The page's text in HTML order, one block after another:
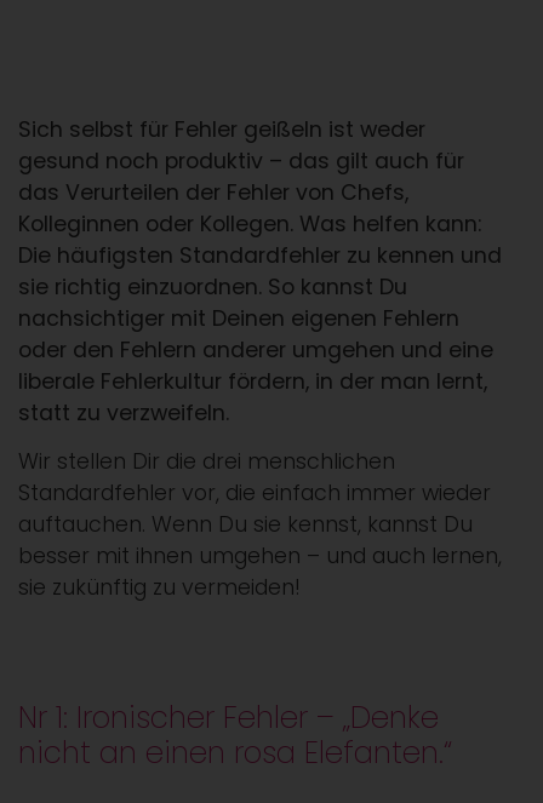
Sich selbst für Fehler geißeln ist weder
gesund noch produktiv – das gilt auch für
das Verurteilen der Fehler von Chefs,
Kolleginnen oder Kollegen. Was helfen kann:
Die häufigsten Standardfehler zu kennen und
sie richtig einzuordnen. So kannst Du
nachsichtiger mit Deinen eigenen Fehlern
oder den Fehlern anderer umgehen und eine
liberale Fehlerkultur fördern, in der man lernt,
statt zu verzweifeln.
Wir stellen Dir die drei menschlichen
Standardfehler vor, die einfach immer wieder
auftauchen. Wenn Du sie kennst, kannst Du
besser mit ihnen umgehen – und auch lernen,
sie zukünftig zu vermeiden!
Nr 1: Ironischer Fehler – „Denke
nicht an einen rosa Elefanten.“